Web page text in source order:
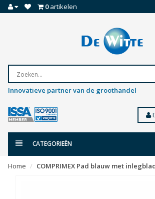
0artikelen
Innovatieve partner van de groothandel
CATEGORIEËN
Home COMPRIMEX Pad blauw met